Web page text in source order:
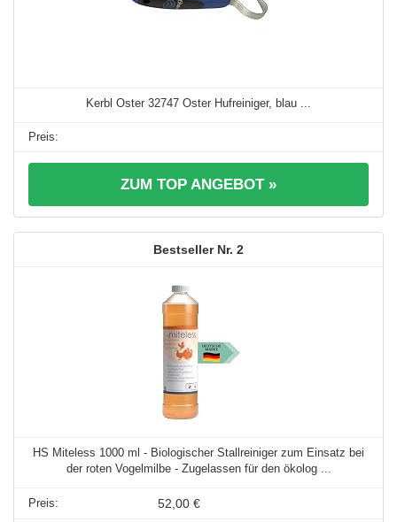
Kerbl Oster 32747 Oster Hufreiniger, blau ...
ZUM TOP ANGEBOT »
2
HS Miteless 1000 ml - Biologischer Stallreiniger zum Einsatz bei
der roten Vogelmilbe - Zugelassen für den ökolog ...
52,00 €